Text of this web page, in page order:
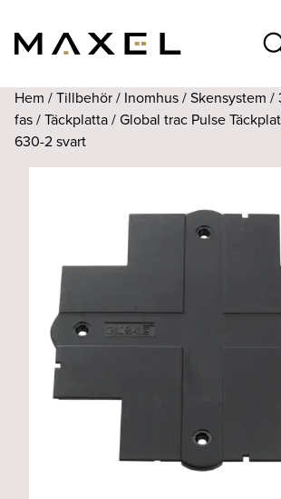
Hem /Tillbehör/ Inomhus/Skensystem /
fas/Täckplatta/ Global trac Pulse
630-2 svart